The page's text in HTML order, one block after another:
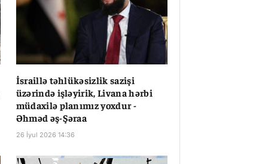
İsraillə təhlükəsizlik sazişi
üzərində işləyirik, Livana hərbi
müdaxilə planımız yoxdur -
Əhməd əş-Şəraa
26 İyul 2026 14:36